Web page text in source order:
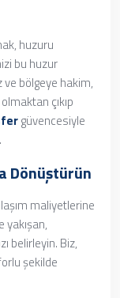
huzuru
bu huzur
ve bölgeye hakim,
çıkıp
güvencesiyle
Dönüştürün
maliyetlerine
yakışan,
belirleyin. Biz,
şekilde